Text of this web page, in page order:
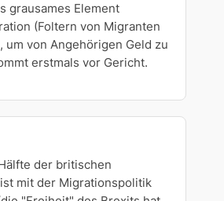
grausames Element
(Foltern von Migranten
um von Angehörigen Geld zu
erstmals vor Gericht.
der britischen
mit der Migrationspolitik